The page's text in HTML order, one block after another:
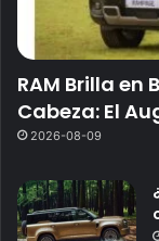
RAM Brilla en
Cabeza: El
2026-08-09